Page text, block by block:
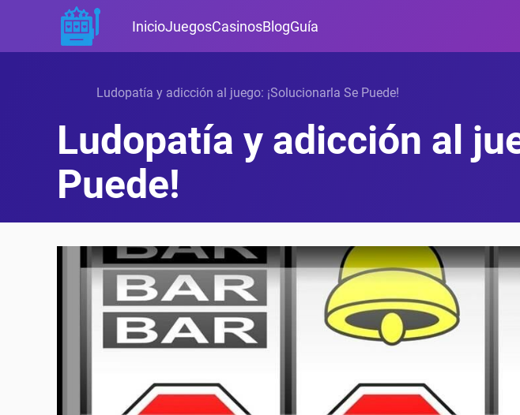
InicioJuegosCasinosBlogGuía
Ludopatía y adicción al juego: ¡Solucionarla Se Puede!
Ludopatía y adicción al
Puede!